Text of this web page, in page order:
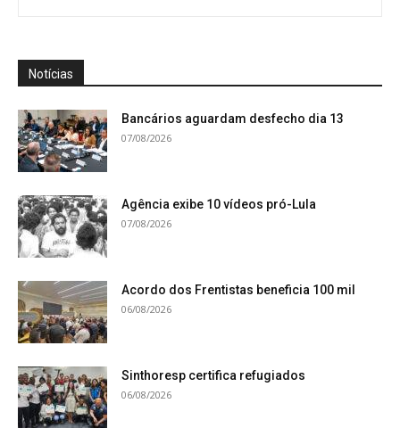
Notícias
Bancários aguardam desfecho dia 13
07/08/2026
Agência exibe 10 vídeos pró-Lula
07/08/2026
Acordo dos Frentistas beneficia 100 mil
06/08/2026
Sinthoresp certifica refugiados
06/08/2026